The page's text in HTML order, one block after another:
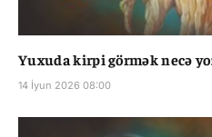
Yuxuda kirpi görmək necə
14 İyun 2026 08:00